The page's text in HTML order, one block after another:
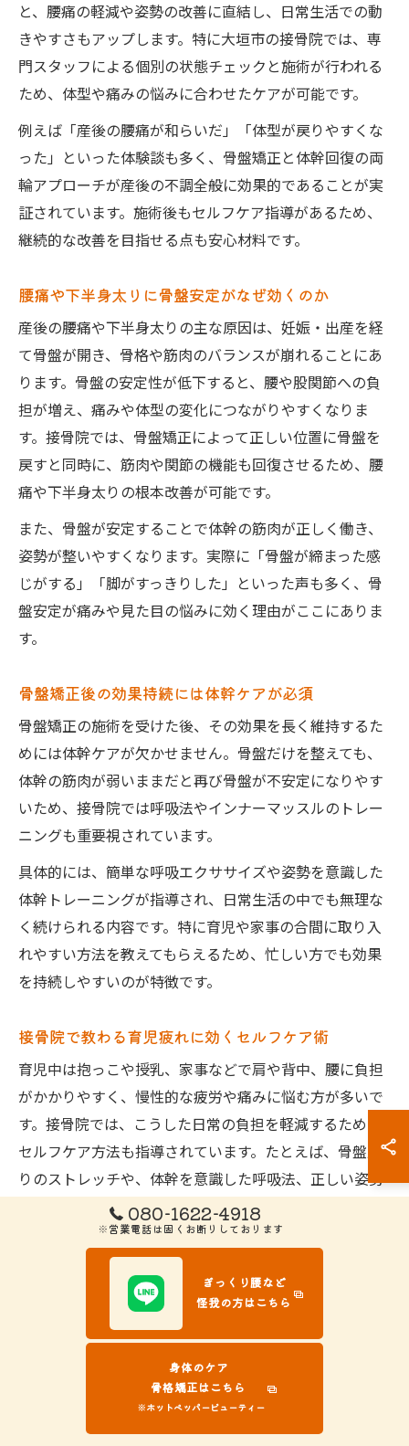
と、腰痛の軽減や姿勢の改善に直結し、日常生活での動
きやすさもアップします。特に大垣市の接骨院では、専
門スタッフによる個別の状態チェックと施術が行われる
ため、体型や痛みの悩みに合わせたケアが可能です。
例えば「産後の腰痛が和らいだ」「体型が戻りやすくな
った」といった体験談も多く、骨盤矯正と体幹回復の両
輪アプローチが産後の不調全般に効果的であることが実
証されています。施術後もセルフケア指導があるため、
継続的な改善を目指せる点も安心材料です。
腰痛や下半身太りに骨盤安定がなぜ効くのか
産後の腰痛や下半身太りの主な原因は、妊娠・出産を経
て骨盤が開き、骨格や筋肉のバランスが崩れることにあ
ります。骨盤の安定性が低下すると、腰や股関節への負
担が増え、痛みや体型の変化につながりやすくなりま
す。接骨院では、骨盤矯正によって正しい位置に骨盤を
戻すと同時に、筋肉や関節の機能も回復させるため、腰
痛や下半身太りの根本改善が可能です。
また、骨盤が安定することで体幹の筋肉が正しく働き、
姿勢が整いやすくなります。実際に「骨盤が締まった感
じがする」「脚がすっきりした」といった声も多く、骨
盤安定が痛みや見た目の悩みに効く理由がここにありま
す。
骨盤矯正後の効果持続には体幹ケアが必須
骨盤矯正の施術を受けた後、その効果を長く維持するた
めには体幹ケアが欠かせません。骨盤だけを整えても、
体幹の筋肉が弱いままだと再び骨盤が不安定になりやす
いため、接骨院では呼吸法やインナーマッスルのトレー
ニングも重要視されています。
具体的には、簡単な呼吸エクササイズや姿勢を意識した
体幹トレーニングが指導され、日常生活の中でも無理な
く続けられる内容です。特に育児や家事の合間に取り入
れやすい方法を教えてもらえるため、忙しい方でも効果
を持続しやすいのが特徴です。
接骨院で教わる育児疲れに効くセルフケア術
育児中は抱っこや授乳、家事などで肩や背中、腰に負担
がかかりやすく、慢性的な疲労や痛みに悩む方が多いで
す。接骨院では、こうした日常の負担を軽減するための
セルフケア方法も指導されています。たとえば、骨盤周
りのストレッチや、体幹を意識した呼吸法、正しい姿勢
の取り方など、専門スタッフが一人ひとりの状態に合わ
せてアドバイスを行います。
「家でも簡単にできるので続けやすい」「疲れが溜まり
にくくなった」といった利用者の声もあり、セルフケア
の習慣化が産後の不調予防に役立っています。無理なく
取り組める内容が多いため、育児や仕事で忙しい方にも
体型変化改善のために日常で意識すべきポイント
080-1622-4918
※営業電話は固くお断りしております
ぎっくり腰など
怪我の方はこちら
身体のケア
骨格矯正はこちら
※ホットペッパービューティー